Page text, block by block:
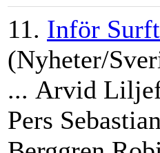
11. Inför
(Nyheter/
... Arvid
Pers